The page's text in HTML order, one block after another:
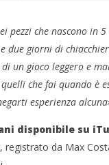
album
Crolla il
pezzi che nascono in
due giorni di
un gioco leggero e
che fai quando è
esperienza
disponibile su
da Max